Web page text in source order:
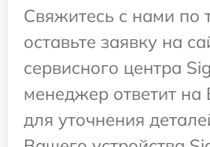
Свяжитесь с нами по
оставьте заявку на
сервисного центра
менеджер ответит
для уточнения